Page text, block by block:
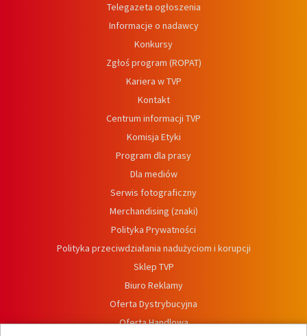
Telegazeta ogłoszenia
Informacje o nadawcy
Konkursy
Zgłoś program (ROPAT)
Kariera w TVP
Kontakt
Centrum informacji TVP
Komisja Etyki
Program dla prasy
Dla mediów
Serwis fotograficzny
Merchandising (znaki)
Polityka Prywatności
Polityka przeciwdziałania nadużyciom i korupcji
Sklep TVP
Biuro Reklamy
Oferta Dystrybucyjna
Oferta Handlowa